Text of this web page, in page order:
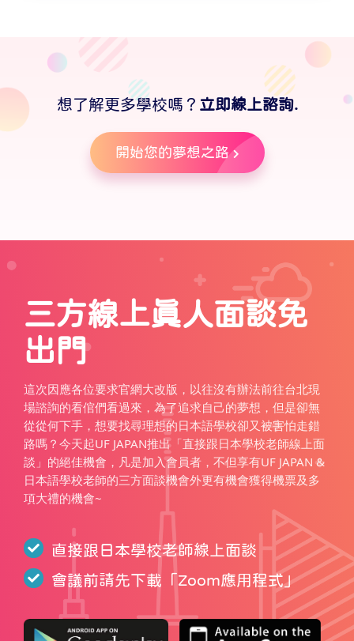
想了解更多學校嗎？ 立即線上諮詢.
開始您的夢想之路
三方線上真人面談免
出門
這次因應各位要求官網大改版，以往沒有辦法前往台北現
場諮詢的看倌們看過來，為了追求自己的夢想，但是卻無
從從何下手，想要找尋理想的日本語學校卻又被害怕走錯
路嗎？今天起UF JAPAN推出「直接跟日本學校老師線上面
談」的絕佳機會，凡是加入會員者，不但享有UF JAPAN &
日本語學校老師的三方面談機會外更有機會獲得機票及多
項大禮的機會~
直接跟日本學校老師線上面談
會議前請先下載「 Zoom應用程式」